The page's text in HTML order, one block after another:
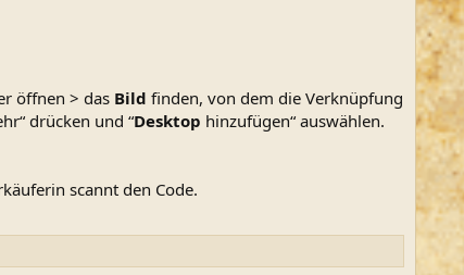
öffnen > das Bild finden, von dem die Verknüpfung
drücken und “Desktop hinzufügen“ auswählen.
scannt den Code.